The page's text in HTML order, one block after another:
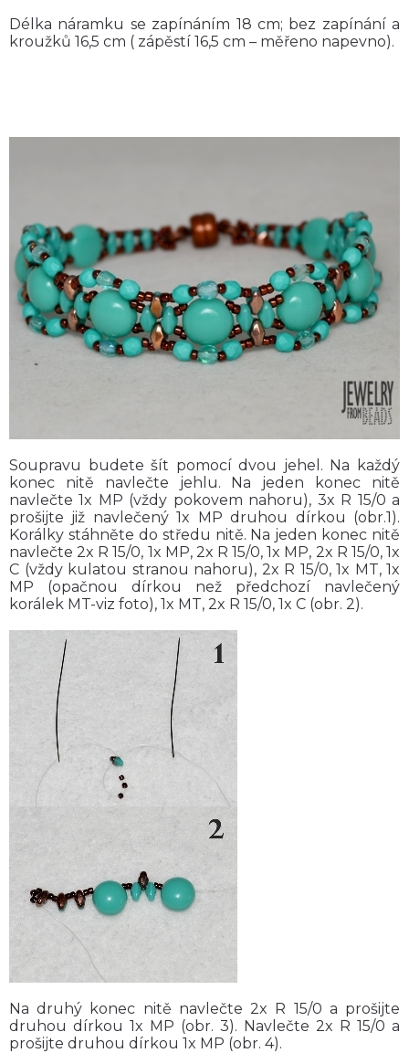
Délka náramku se zapínáním 18 cm; bez zapínání a
kroužků 16,5 cm ( zápěstí 16,5 cm – měřeno napevno).
Soupravu budete šít pomocí dvou jehel. Na každý
konec nitě navlečte jehlu. Na jeden konec nitě
navlečte 1x MP (vždy pokovem nahoru), 3x R 15/0 a
prošijte již navlečený 1x MP druhou dírkou (obr.1).
Korálky stáhněte do středu nitě. Na jeden konec nitě
navlečte 2x R 15/0, 1x MP, 2x R 15/0, 1x MP, 2x R 15/0, 1x
C (vždy kulatou stranou nahoru), 2x R 15/0, 1x MT, 1x
MP (opačnou dírkou než předchozí navlečený
korálek MT-viz foto), 1x MT, 2x R 15/0, 1x C (obr. 2).
Na druhý konec nitě navlečte 2x R 15/0 a prošijte
druhou dírkou 1x MP (obr. 3). Navlečte 2x R 15/0 a
prošijte druhou dírkou 1x MP (obr. 4).